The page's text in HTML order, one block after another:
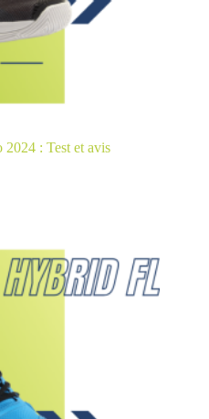
: Test et avis